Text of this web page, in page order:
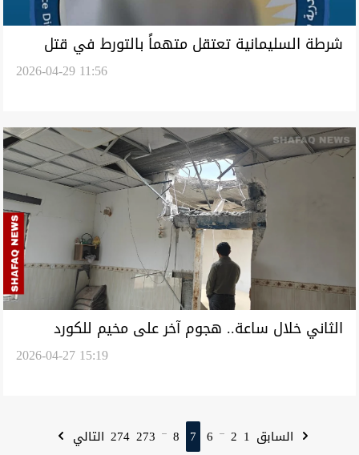
شرطة السليمانية تعتقل متهماً بالتورط في قتل
2026-04-29 11:56
الثاني خلال ساعة.. هجوم آخر على مخيم للكورد
2026-04-27 15:19
السابق 1
2
...
6
7
8
...
273
274 التالي